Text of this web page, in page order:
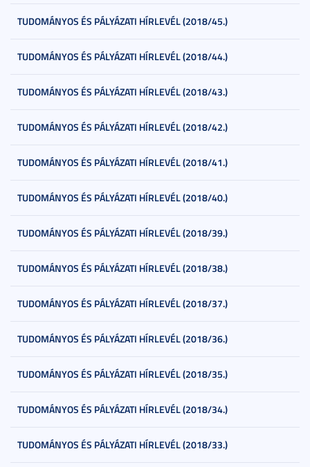
TUDOMÁNYOS ÉS PÁLYÁZATI HÍRLEVÉL (2018/45.)
TUDOMÁNYOS ÉS PÁLYÁZATI HÍRLEVÉL (2018/44.)
TUDOMÁNYOS ÉS PÁLYÁZATI HÍRLEVÉL (2018/43.)
TUDOMÁNYOS ÉS PÁLYÁZATI HÍRLEVÉL (2018/42.)
TUDOMÁNYOS ÉS PÁLYÁZATI HÍRLEVÉL (2018/41.)
TUDOMÁNYOS ÉS PÁLYÁZATI HÍRLEVÉL (2018/40.)
TUDOMÁNYOS ÉS PÁLYÁZATI HÍRLEVÉL (2018/39.)
TUDOMÁNYOS ÉS PÁLYÁZATI HÍRLEVÉL (2018/38.)
TUDOMÁNYOS ÉS PÁLYÁZATI HÍRLEVÉL (2018/37.)
TUDOMÁNYOS ÉS PÁLYÁZATI HÍRLEVÉL (2018/36.)
TUDOMÁNYOS ÉS PÁLYÁZATI HÍRLEVÉL (2018/35.)
TUDOMÁNYOS ÉS PÁLYÁZATI HÍRLEVÉL (2018/34.)
TUDOMÁNYOS ÉS PÁLYÁZATI HÍRLEVÉL (2018/33.)